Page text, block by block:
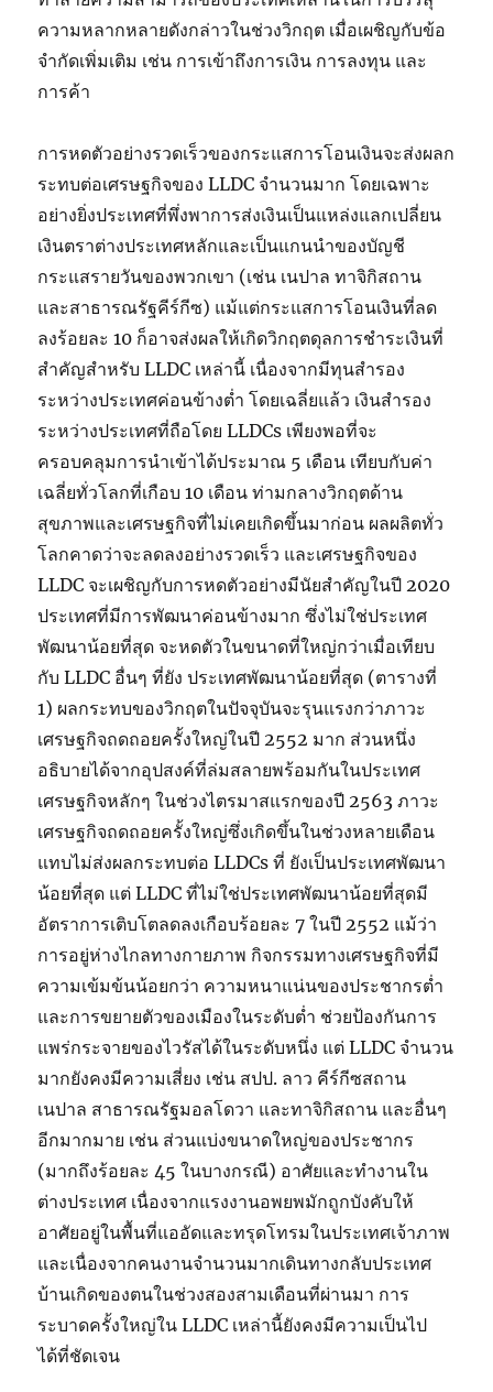
ความหลากหลายดังกล่าวในช่วงวิกฤต เมื่อเผชิญกับข้อ
จำกัดเพิ่มเติม เช่น การเข้าถึงการเงิน การลงทุน และ
การค้า
การหดตัวอย่างรวดเร็วของกระแสการโอนเงินจะส่งผลก
ระทบต่อเศรษฐกิจของ LLDC จำนวนมาก โดยเฉพาะ
อย่างยิ่งประเทศที่พึ่งพาการส่งเงินเป็นแหล่งแลกเปลี่ยน
เงินตราต่างประเทศหลักและเป็นแกนนำของบัญชี
กระแสรายวันของพวกเขา (เช่น เนปาล ทาจิกิสถาน
และสาธารณรัฐคีร์กีซ) แม้แต่กระแสการโอนเงินที่ลด
ลงร้อยละ 10 ก็อาจส่งผลให้เกิดวิกฤตดุลการชำระเงินที่
สำคัญสำหรับ LLDC เหล่านี้ เนื่องจากมีทุนสำรอง
ระหว่างประเทศค่อนข้างต่ำ โดยเฉลี่ยแล้ว เงินสำรอง
ระหว่างประเทศที่ถือโดย LLDCs เพียงพอที่จะ
ครอบคลุมการนำเข้าได้ประมาณ 5 เดือน เทียบกับค่า
เฉลี่ยทั่วโลกที่เกือบ 10 เดือน ท่ามกลางวิกฤตด้าน
สุขภาพและเศรษฐกิจที่ไม่เคยเกิดขึ้นมาก่อน ผลผลิตทั่ว
โลกคาดว่าจะลดลงอย่างรวดเร็ว และเศรษฐกิจของ
LLDC จะเผชิญกับการหดตัวอย่างมีนัยสำคัญในปี 2020
ประเทศที่มีการพัฒนาค่อนข้างมาก ซึ่งไม่ใช่ประเทศ
พัฒนาน้อยที่สุด จะหดตัวในขนาดที่ใหญ่กว่าเมื่อเทียบ
กับ LLDC อื่นๆ ที่ยัง ประเทศพัฒนาน้อยที่สุด (ตารางที่
1) ผลกระทบของวิกฤตในปัจจุบันจะรุนแรงกว่าภาวะ
เศรษฐกิจถดถอยครั้งใหญ่ในปี 2552 มาก ส่วนหนึ่ง
อธิบายได้จากอุปสงค์ที่ล่มสลายพร้อมกันในประเทศ
เศรษฐกิจหลักๆ ในช่วงไตรมาสแรกของปี 2563 ภาวะ
เศรษฐกิจถดถอยครั้งใหญ่ซึ่งเกิดขึ้นในช่วงหลายเดือน
แทบไม่ส่งผลกระทบต่อ LLDCs ที่ ยังเป็นประเทศพัฒนา
น้อยที่สุด แต่ LLDC ที่ไม่ใช่ประเทศพัฒนาน้อยที่สุดมี
อัตราการเติบโตลดลงเกือบร้อยละ 7 ในปี 2552 แม้ว่า
การอยู่ห่างไกลทางกายภาพ กิจกรรมทางเศรษฐกิจที่มี
ความเข้มข้นน้อยกว่า ความหนาแน่นของประชากรต่ำ
และการขยายตัวของเมืองในระดับต่ำ ช่วยป้องกันการ
แพร่กระจายของไวรัสได้ในระดับหนึ่ง แต่ LLDC จำนวน
มากยังคงมีความเสี่ยง เช่น สปป. ลาว คีร์กีซสถาน
เนปาล สาธารณรัฐมอลโดวา และทาจิกิสถาน และอื่นๆ
อีกมากมาย เช่น ส่วนแบ่งขนาดใหญ่ของประชากร
(มากถึงร้อยละ 45 ในบางกรณี) อาศัยและทำงานใน
ต่างประเทศ เนื่องจากแรงงานอพยพมักถูกบังคับให้
อาศัยอยู่ในพื้นที่แออัดและทรุดโทรมในประเทศเจ้าภาพ
และเนื่องจากคนงานจำนวนมากเดินทางกลับประเทศ
บ้านเกิดของตนในช่วงสองสามเดือนที่ผ่านมา การ
ระบาดครั้งใหญ่ใน LLDC เหล่านี้ยังคงมีความเป็นไป
ได้ที่ชัดเจน